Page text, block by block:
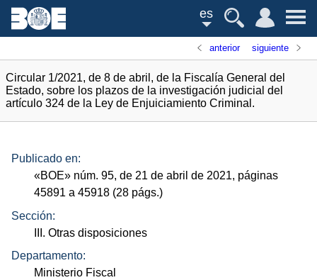
es
anterior siguiente
Circular 1/2021, de 8 de abril, de la Fiscalía General del
Estado, sobre los plazos de la investigación judicial del
artículo 324 de la Ley de Enjuiciamiento Criminal.
Publicado en:
«BOE» núm. 95, de 21 de abril de 2021, páginas
45891 a 45918 (28 págs.)
Sección:
III. Otras disposiciones
Departamento:
Ministerio Fiscal